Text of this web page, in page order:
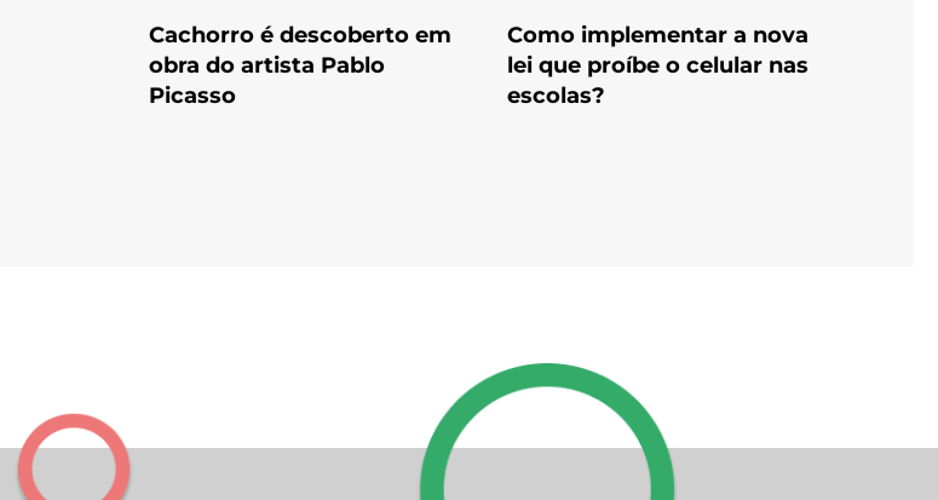
Cachorro é descoberto em
obra do artista Pablo
Picasso
Como implementar a nova
lei que proíbe o celular nas
escolas?